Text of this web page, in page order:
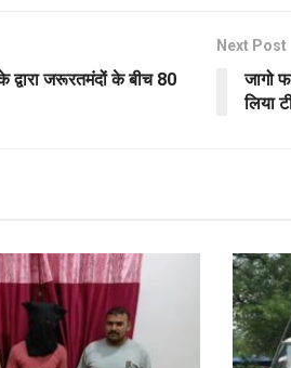
जरूरतमंदों के बीच 80
Next Post
जागो
लिया